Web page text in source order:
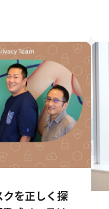
を正しく探